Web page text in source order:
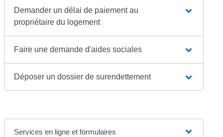
Demander un délai de paiement au
propriétaire du logement
Faire une demande d'aides sociales
Déposer un dossier de surendettement
Services en ligne et formulaires